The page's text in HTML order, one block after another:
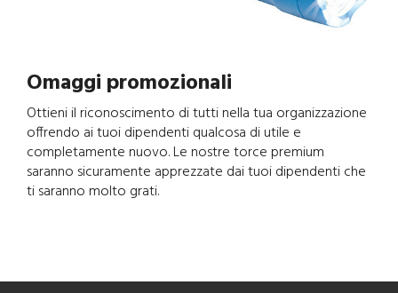
Omaggi promozionali
Ottieni il riconoscimento di tutti nella tua organizzazione
offrendo ai tuoi dipendenti qualcosa di utile e
completamente nuovo. Le nostre torce premium
saranno sicuramente apprezzate dai tuoi dipendenti che
ti saranno molto grati.